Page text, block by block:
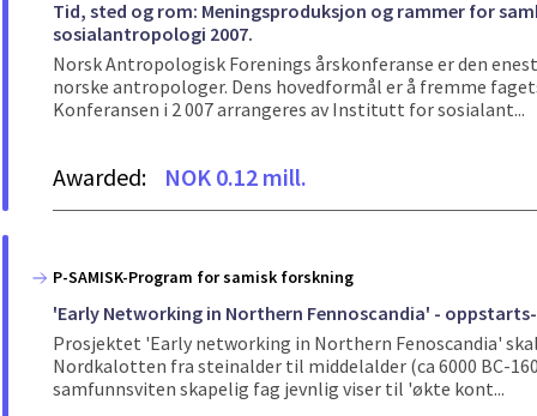
Tid, sted og rom: Meningsproduksjon og rammer for
sosialantropologi 2007.
Norsk Antropologisk Forenings årskonferanse er den
norske antropologer. Dens hovedformål er å fremme
Konferansen i 2 007 arrangeres av Institutt for sosialant...
Awarded: NOK 0.12 mill.
P-SAMISK-Program for samisk forskning
'Early Networking in Northern Fennoscandia' -
Prosjektet 'Early networking in Northern Fenoscandia'
Nordkalotten fra steinalder til middelalder (ca 6000 BC-
samfunnsviten skapelig fag jevnlig viser til 'økte kont...